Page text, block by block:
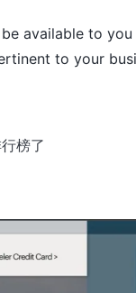
available to
to your
榜了